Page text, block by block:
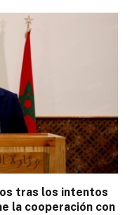
tras los intentos
la cooperación con